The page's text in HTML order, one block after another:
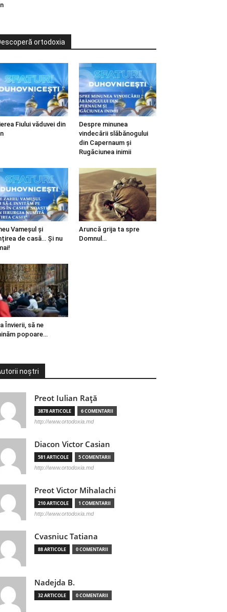
ortodoxia
Fiului văduvei din
Despre minunea
vindecării slăbănogului
din Capernaum și
Rugăciunea inimii
Vameșul și
de casă… Și nu
Aruncă grija ta spre
Domnul…
Învierii, să ne
popoare…
noștri
Preot Iulian Raţă
3878 ARTICOLE 6 COMENTARII
http://www.ortodoxia.md
Diacon Victor Casian
581 ARTICOLE 5 COMENTARII
http://www.ortodoxia.md
Preot Victor Mihalachi
210 ARTICOLE 1 COMENTARII
http://www.ortodoxia.md
Cvasniuc Tatiana
88 ARTICOLE 0 COMENTARII
Nadejda B.
32 ARTICOLE 0 COMENTARII